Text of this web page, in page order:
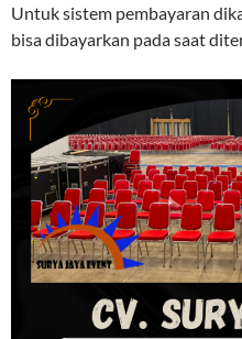
Untuk sistem pembayaran
bisa dibayarkan pada saat